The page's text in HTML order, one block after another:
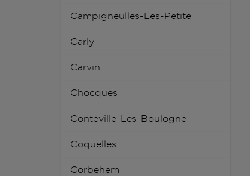
Campigneulles-Les-Petite
Carly
Carvin
Chocques
Conteville-Les-Boulogne
Coquelles
Corbehem